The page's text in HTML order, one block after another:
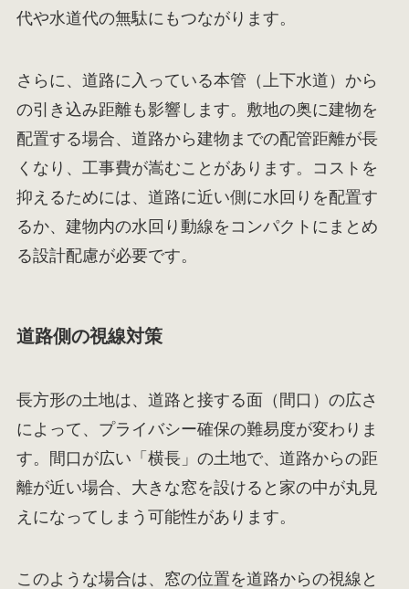
代や水道代の無駄にもつながります。
さらに、道路に入っている本管（上下水道）から
の引き込み距離も影響します。敷地の奥に建物を
配置する場合、道路から建物までの配管距離が長
くなり、工事費が嵩むことがあります。コストを
抑えるためには、道路に近い側に水回りを配置す
るか、建物内の水回り動線をコンパクトにまとめ
る設計配慮が必要です。
道路側の視線対策
長方形の土地は、道路と接する面（間口）の広さ
によって、プライバシー確保の難易度が変わりま
す。間口が広い「横長」の土地で、道路からの距
離が近い場合、大きな窓を設けると家の中が丸見
えになってしまう可能性があります。
このような場合は、窓の位置を道路からの視線と